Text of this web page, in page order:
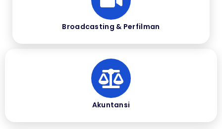
Broadcasting & Perfilman
Akuntansi